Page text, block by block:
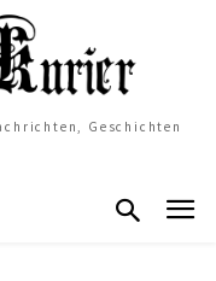
Geschichten